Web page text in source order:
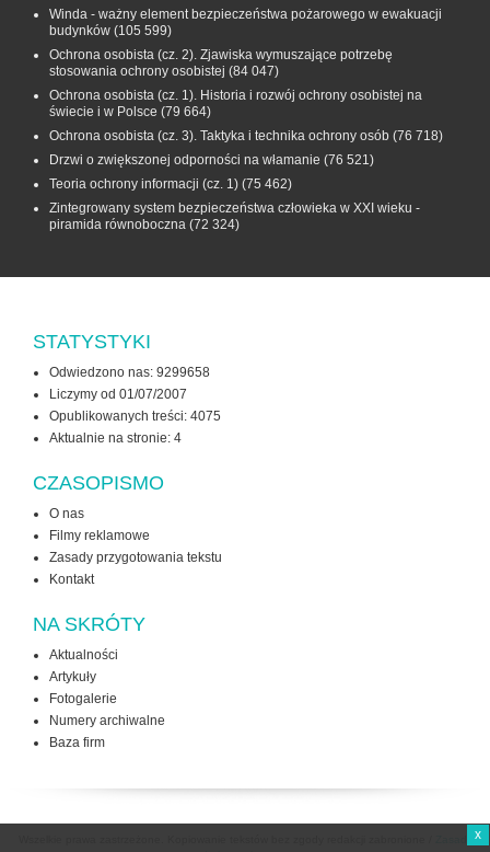
Winda - ważny element bezpieczeństwa pożarowego w ewakuacji
budynków (105 599)
Ochrona osobista (cz. 2). Zjawiska wymuszające potrzebę
stosowania ochrony osobistej (84 047)
Ochrona osobista (cz. 1). Historia i rozwój ochrony osobistej na
świecie i w Polsce (79 664)
Ochrona osobista (cz. 3). Taktyka i technika ochrony osób (76 718)
Drzwi o zwiększonej odporności na włamanie (76 521)
Teoria ochrony informacji (cz. 1) (75 462)
Zintegrowany system bezpieczeństwa człowieka w XXI wieku -
piramida równoboczna (72 324)
STATYSTYKI
Odwiedzono nas: 9299658
Liczymy od 01/07/2007
Opublikowanych treści: 4075
Aktualnie na stronie: 4
CZASOPISMO
O nas
Filmy reklamowe
Zasady przygotowania tekstu
Kontakt
NA SKRÓTY
Aktualności
Artykuły
Fotogalerie
Numery archiwalne
Baza firm
x